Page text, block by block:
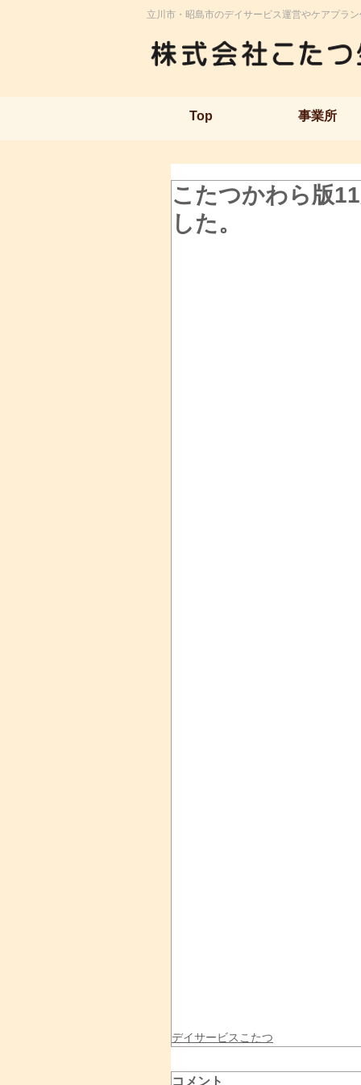
立川市・昭島市のデイサービス運営やケアプラ
Top 事業所
こたつかわら版
した。
デイサービスこたつ
コメント